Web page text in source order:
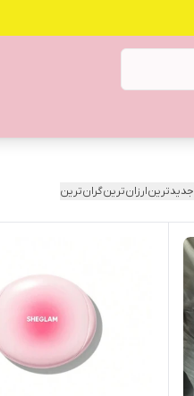
جدیدترینارزان‌ترینگران‌ترین